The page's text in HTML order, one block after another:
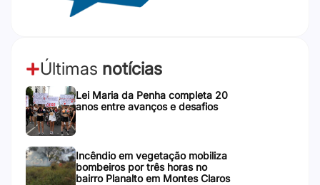
Últimas notícias
Lei Maria da Penha completa 20
anos entre avanços e desafios
Incêndio em vegetação mobiliza
bombeiros por três horas no
bairro Planalto em Montes Claros